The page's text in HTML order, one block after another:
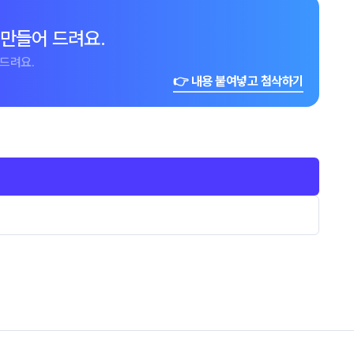
들어 드려요.
려요.
👉 내용 붙여넣고 첨삭하기